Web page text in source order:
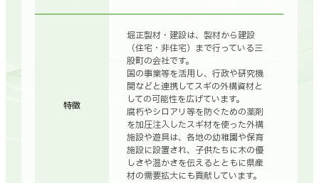
特徴
堀正製材・建設は、製材から建設
（住宅・非住宅）まで行っている三
股町の会社です。
国の事業等を活用し、行政や研究機
関などと連携してスギの外構資材と
しての可能性を広げています。
腐朽やシロアリ等を防ぐための薬剤
を加圧注入したスギ材を使った外構
施設や遊具は、各地の幼稚園や保育
施設に設置され、子供たちに木の優
しさや温かさを伝えるとともに県産
材の需要拡大にも貢献しています。